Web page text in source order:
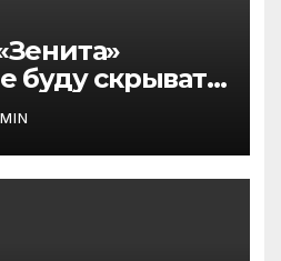
буду скрывать
всегда